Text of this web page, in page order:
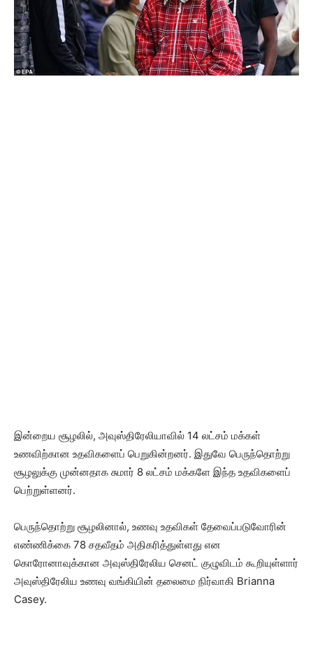
இன்றைய சூழலில், அவுஸ்திரேலியாவில் 14 லட்சம் மக்கள்
உணவிற்கான உதவிகளைப் பெறுகின்றனர். இதுவே பெருந்தொற்று
சூழலுக்கு முன்னதாக சுமார் 8 லட்சம் மக்களே இந்த உதவிகளைப்
பெற்றுள்ளனர்.
பெருந்தொற்று சூழலினால், உணவு உதவிகள் தேவைப்படுவோரின்
எண்ணிக்கை 78 சதவீதம் அதிகரித்துள்ளது என
கொரோனாவுக்கான அவுஸ்திரேலிய செனட் குழுவிடம் கூறியுள்ளார்
அவுஸ்திரேலிய உணவு வங்கியின் தலைமை நிர்வாகி Brianna
Casey.